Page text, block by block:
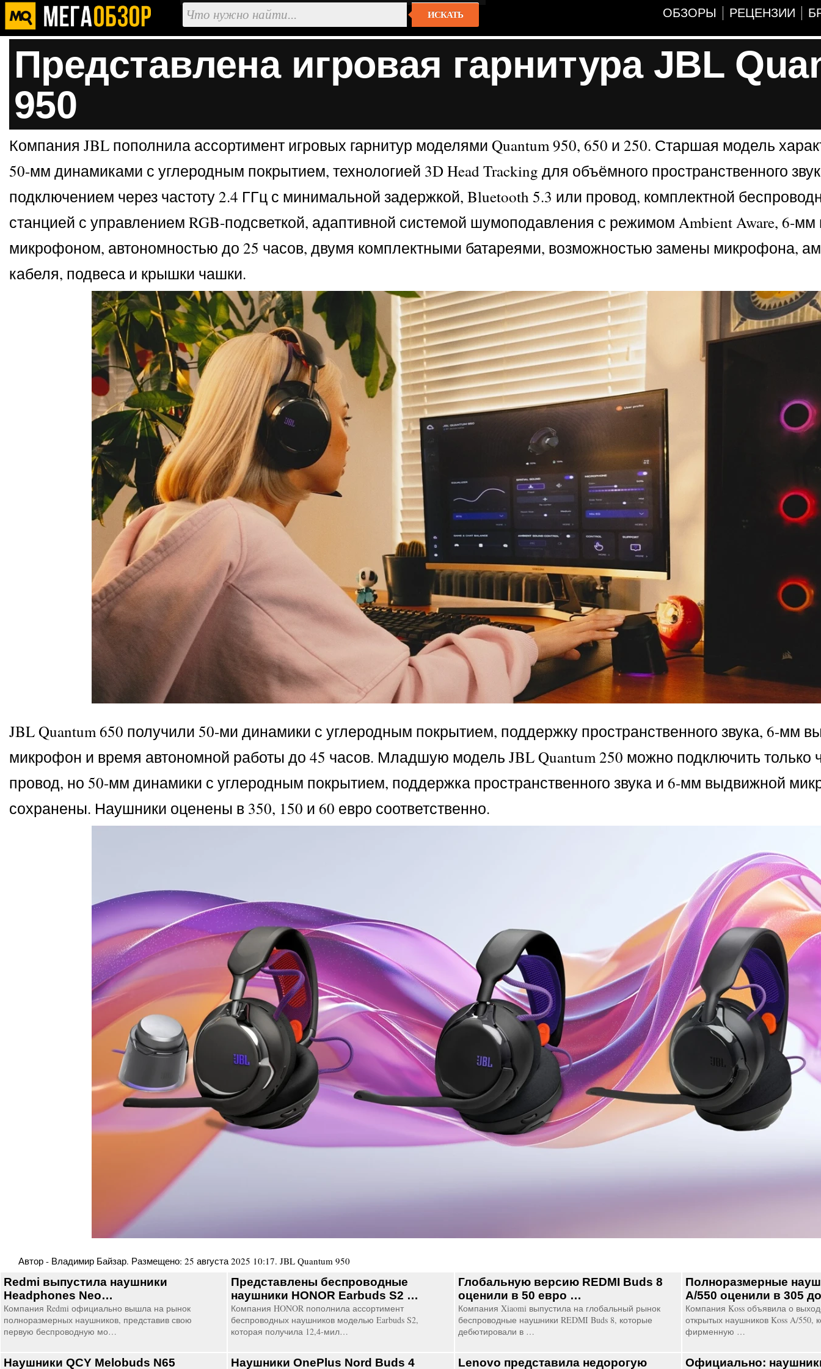
ИСКАТЬ ОБЗОРЫ РЕЦЕНЗИИ
Представлена игровая гарнитура JBL
950
Компания JBL пополнила ассортимент игровых гарнитур моделями Quantum 950, 650 и 250. Старшая модель
50-мм динамиками с углеродным покрытием, технологией 3D Head Tracking для объёмного пространственного
подключением через частоту 2.4 ГГц с минимальной задержкой, Bluetooth 5.3 или провод, комплектной
станцией с управлением RGB-подсветкой, адаптивной системой шумоподавления с режимом Ambient Aware, 6-
микрофоном, автономностью до 25 часов, двумя комплектными батареями, возможностью замены микрофона,
кабеля, подвеса и крышки чашки.
JBL Quantum 650 получили 50-ми динамики с углеродным покрытием, поддержку пространственного звука, 6-мм
микрофон и время автономной работы до 45 часов. Младшую модель JBL Quantum 250 можно подключить только
провод, но 50-мм динамики с углеродным покрытием, поддержка пространственного звука и 6-мм выдвижной
сохранены. Наушники оценены в 350, 150 и 60 евро соответственно.
Автор - Владимир Байзар. Размещено: 25 августа 2025 10:17. JBL Quantum 950
Redmi выпустила наушники
Headphones Neo…
Компания Redmi официально вышла на рынок
полноразмерных наушников, представив свою
первую беспроводную мо…
Представлены беспроводные
наушники HONOR Earbuds S2 …
Компания HONOR пополнила ассортимент
беспроводных наушников моделью Earbuds S2,
которая получила 12,4-мил…
Глобальную версию REDMI Buds 8
оценили в 50 евро …
Компания Xiaomi выпустила на глобальный рынок
беспроводные наушники REDMI Buds 8, которые
дебютировали в …
Полноразмерные
A/550 оценили в 305
Компания Koss объявила о
открытых наушников Koss A/550,
фирменную …
Наушники QCY Melobuds N65 Наушники OnePlus Nord Buds 4 Lenovo представила недорогую Официально: